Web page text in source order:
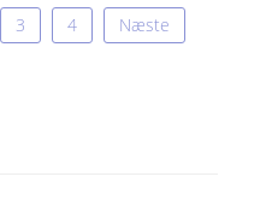
3 4 Næste